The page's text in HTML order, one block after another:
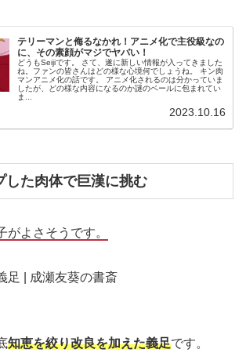
テリーマンと侮るなかれ！アニメ化で主役級なの
に、その素顔がマジでヤバい！
どうもSeijiです。 さて、遂に新しい情報が入ってきました
ね。ファンの皆さんはどの様な心境何でしょうね。 キン肉
マンアニメ化の話です。 アニメ化されるのは分かっていま
したが、どの様な内容になるのか謎のベールに包まれてい
ま...
2023.10.16
した肉体で巨漢に挑む
がよさそうです。
知恵を絞り改良を加えた義足です。